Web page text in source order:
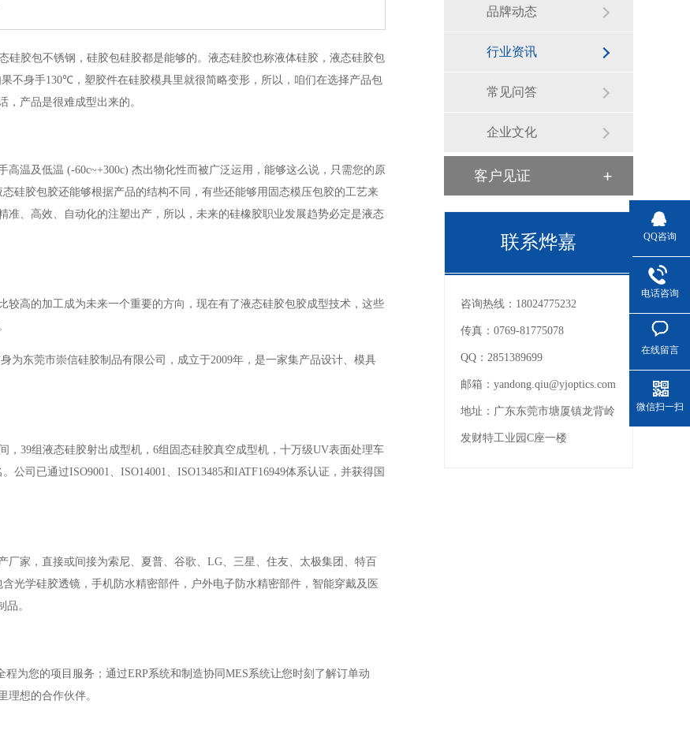
硅胶包不锈钢，硅胶包硅胶都是能够的。液态硅胶也称液体硅胶，液态硅胶包
果不身手130℃ ，塑胶件在硅胶模具里就很简略变形，所以，咱们在选择产品包
，产品是很难成型出来的。
高温及低温 (-60c~+300c) 杰出物化性而被广泛运用，能够这么说，只需您的原
硅胶包胶还能够根据产品的结构不同，有些还能够用固态模压包胶的工艺来
、高效、自动化的注塑出产，所以，未来的硅橡胶职业发展趋势必定是液态
较高的加工成为未来一个重要的方向，现在有了液态硅胶包胶成型技术，这些
东莞市崇信硅胶制品有限公司，成立于2009年，是一家集产品设计、模具
39组液态硅胶射出成型机，6组固态硅胶真空成型机，十万级UV表面处理车
司已通过ISO9001、ISO14001、ISO13485和IATF16949体系认证，并获得国
家，直接或间接为索尼、夏普、谷歌、LG、三星、住友、太极集团、特百
光学硅胶透镜，手机防水精密部件，户外电子防水精密部件，智能穿戴及医
。
您的项目服务；通过ERP系统和制造协同MES系统让您时刻了解订单动
理想的合作伙伴。
品牌动态
行业资讯
常见问答
企业文化
客户见证
联系烨嘉
咨询热线： 18024775232
传真： 0769-81775078
QQ： 2851389699
邮箱： yandong.qiu@yjoptics.com
地址： 广东东莞市塘厦镇龙背岭
发财特工业园C座一楼
QQ咨询
电话咨询
在线留言
微信扫一扫